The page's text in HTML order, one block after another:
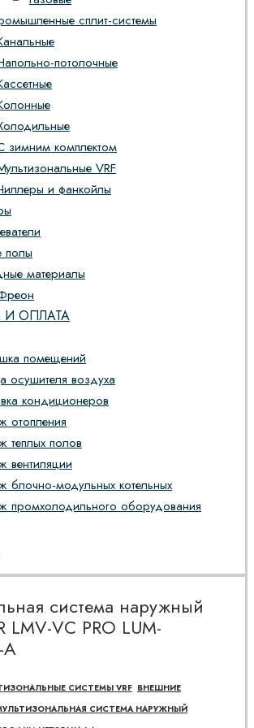
сплит-системы
потолочные
зимним комплектом
VRF
и фанкойлы
полы
материалы
И ОПЛАТА
помещений
осушителя воздуха
кондиционеров
отопления
теплых полов
вентиляции
блочно-модульных котельных
промхолодильного оборудования
система наружный
LMV-VC PRO LUM-
A
СИСТЕМЫ VRF ВНЕШНИЕ
СИСТЕМА НАРУЖНЫЙ